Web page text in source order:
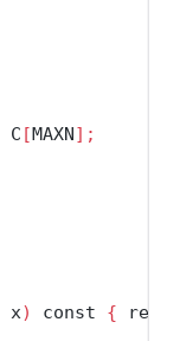
C [ MAXN ];
x) const {